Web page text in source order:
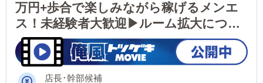
万円+歩合で楽しみながら稼げるメンエ
ス！未経験者大歓迎▶ルーム拡大につき
スタッフ＆清掃バイト大募集！
店長･幹部候補